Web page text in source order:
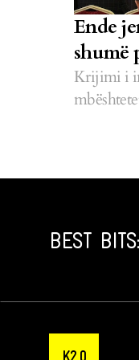
Ende
shumë
Krijimi i
BEST